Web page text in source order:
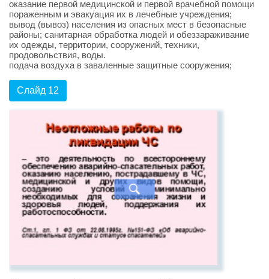
оказание первой медицинской и первой врачебной помощи
пораженным и эвакуация их в лечебные учреждения;
вывод (вывоз) населения из опасных мест в безопасные
районы; санитарная обработка людей и обеззараживание
их одежды, территории, сооружений, техники,
продовольствия, воды.
подача воздуха в заваленные защитные сооружения;
Слайд 12